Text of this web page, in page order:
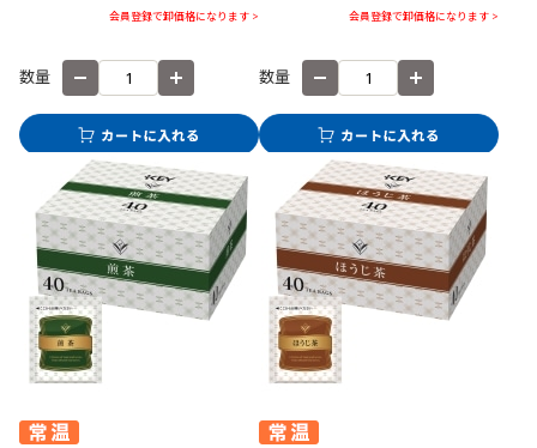
会員登録で卸価格になります >
数量
会員登録で卸価格になります >
数量